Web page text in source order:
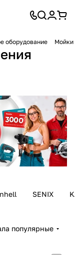
оборудование Мойки
SENIX
популярные